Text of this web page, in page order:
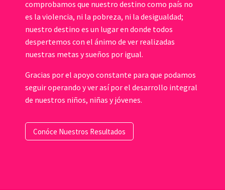
comprobamos que nuestro destino como país no
es la violencia, ni la pobreza, ni la desigualdad;
nuestro destino es un lugar en donde todos
despertemos con el ánimo de ver realizadas
nuestras metas y sueños por igual.
Gracias por el apoyo constante para que podamos
seguir operando y ver así por el desarrollo integral
de nuestros niños, niñas y jóvenes.
Conóce Nuestros Resultados